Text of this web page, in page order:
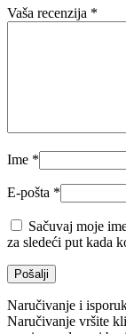
Vaša recenzija *
Ime *
E-pošta *
Sačuvaj moje
za sledeći put kada
Naručivanje i
Naručivanje vršite